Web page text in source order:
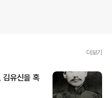
sense or
더보기
김유신을 혹